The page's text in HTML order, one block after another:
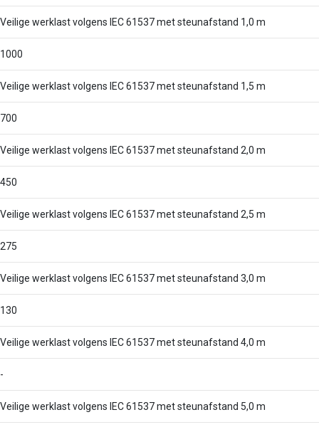
Veilige werklast volgens IEC 61537 met steunafstand 1,0 m
1000
Veilige werklast volgens IEC 61537 met steunafstand 1,5 m
700
Veilige werklast volgens IEC 61537 met steunafstand 2,0 m
450
Veilige werklast volgens IEC 61537 met steunafstand 2,5 m
275
Veilige werklast volgens IEC 61537 met steunafstand 3,0 m
130
Veilige werklast volgens IEC 61537 met steunafstand 4,0 m
-
Veilige werklast volgens IEC 61537 met steunafstand 5,0 m